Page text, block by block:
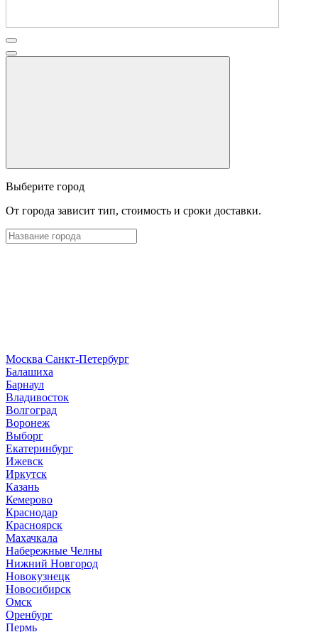
Выберите город
От города зависит тип, стоимость и сроки доставки.
Москва Санкт-Петербург
Балашиха
Барнаул
Владивосток
Волгоград
Воронеж
Выборг
Екатеринбург
Ижевск
Иркутск
Казань
Кемерово
Краснодар
Красноярск
Махачкала
Набережные Челны
Нижний Новгород
Новокузнецк
Новосибирск
Омск
Оренбург
Пермь